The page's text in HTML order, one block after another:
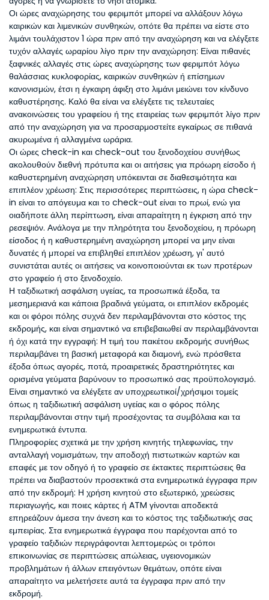
Οι ώρες αναχώρησης του φεριμπότ μπορεί να αλλάξουν λόγω
καιρικών και λιμενικών συνθηκών, οπότε θα πρέπει να είστε στο
λιμάνι τουλάχιστον 1 ώρα πριν από την αναχώρηση και να ελέγξετε
τυχόν αλλαγές ωραρίου λίγο πριν την αναχώρηση: Είναι πιθανές
ξαφνικές αλλαγές στις ώρες αναχώρησης των φεριμπότ λόγω
θαλάσσιας κυκλοφορίας, καιρικών συνθηκών ή επίσημων
κανονισμών, έτσι η έγκαιρη άφιξη στο λιμάνι μειώνει τον κίνδυνο
καθυστέρησης. Καλό θα είναι να ελέγξετε τις τελευταίες
ανακοινώσεις του γραφείου ή της εταιρείας των φεριμπότ λίγο πριν
από την αναχώρηση για να προσαρμοστείτε εγκαίρως σε πιθανά
ακυρωμένα ή αλλαγμένα ωράρια.
Οι ώρες check-in και check-out του ξενοδοχείου συνήθως
ακολουθούν διεθνή πρότυπα και οι αιτήσεις για πρόωρη είσοδο ή
καθυστερημένη αναχώρηση υπόκεινται σε διαθεσιμότητα και
επιπλέον χρέωση: Στις περισσότερες περιπτώσεις, η ώρα check-
in είναι το απόγευμα και το check-out είναι το πρωί, ενώ για
οιαδήποτε άλλη περίπτωση, είναι απαραίτητη η έγκριση από την
ρεσεψιόν. Ανάλογα με την πληρότητα του ξενοδοχείου, η πρόωρη
είσοδος ή η καθυστερημένη αναχώρηση μπορεί να μην είναι
δυνατές ή μπορεί να επιβληθεί επιπλέον χρέωση, γι' αυτό
συνιστάται αυτές οι αιτήσεις να κοινοποιούνται εκ των προτέρων
στο γραφείο ή στο ξενοδοχείο.
Η ταξιδιωτική ασφάλιση υγείας, τα προσωπικά έξοδα, τα
μεσημεριανά και κάποια βραδινά γεύματα, οι επιπλέον εκδρομές
και οι φόροι πόλης συχνά δεν περιλαμβάνονται στο κόστος της
εκδρομής, και είναι σημαντικό να επιβεβαιωθεί αν περιλαμβάνονται
ή όχι κατά την εγγραφή: Η τιμή του πακέτου εκδρομής συνήθως
περιλαμβάνει τη βασική μεταφορά και διαμονή, ενώ πρόσθετα
έξοδα όπως αγορές, ποτά, προαιρετικές δραστηριότητες και
ορισμένα γεύματα βαρύνουν το προσωπικό σας προϋπολογισμό.
Είναι σημαντικό να ελέγξετε αν υποχρεωτικοί/χρήσιμοι τομείς
όπως η ταξιδιωτική ασφάλιση υγείας και ο φόρος πόλης
περιλαμβάνονται στην τιμή προσέχοντας τα συμβόλαια και τα
ενημερωτικά έντυπα.
Πληροφορίες σχετικά με την χρήση κινητής τηλεφωνίας, την
ανταλλαγή νομισμάτων, την αποδοχή πιστωτικών καρτών και
επαφές με τον οδηγό ή το γραφείο σε έκτακτες περιπτώσεις θα
πρέπει να διαβαστούν προσεκτικά στα ενημερωτικά έγγραφα πριν
από την εκδρομή: Η χρήση κινητού στο εξωτερικό, χρεώσεις
περιαγωγής, και ποιες κάρτες ή ATM γίνονται αποδεκτά
επηρεάζουν άμεσα την άνεση και το κόστος της ταξιδιωτικής σας
εμπειρίας. Στα ενημερωτικά έγγραφα που παρέχονται από το
γραφείο ταξιδιών περιγράφονται λεπτομερώς οι τρόποι
επικοινωνίας σε περιπτώσεις απώλειας, υγειονομικών
προβλημάτων ή άλλων επειγόντων θεμάτων, οπότε είναι
απαραίτητο να μελετήσετε αυτά τα έγγραφα πριν από την
εκδρομή.